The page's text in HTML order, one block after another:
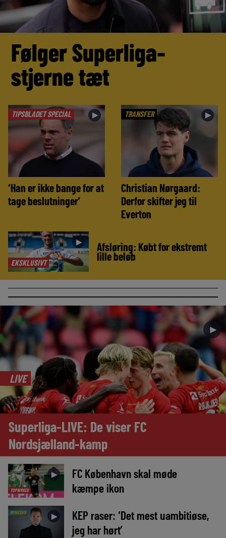
Følger Superliga-
stjerne tæt
TIPSBLADET SPECIAL ►
‘Han er ikke bange for at
tage beslutninger’
TRANSFER ►
Christian Nørgaard:
Derfor skifter jeg til
Everton
EKSKLUSIVT
► Afsløring: Købt for ekstremt
lille beløb
►
LIVE
Superliga-LIVE: De viser FC
Nordsjælland-kamp
TOPNYHED
►
FC København skal møde
kæmpe ikon
NYHEDER ►
KEP raser: ‘Det mest uambitiøse,
jeg har hørt’